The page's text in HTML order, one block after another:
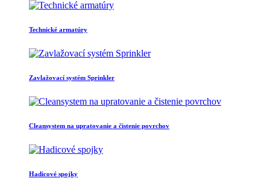
Technické armatúry
Zavlažovací systém Sprinkler
Cleansystem na upratovanie a čistenie povrchov
Hadicové spojky